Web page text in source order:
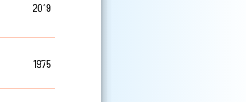
2019
1975